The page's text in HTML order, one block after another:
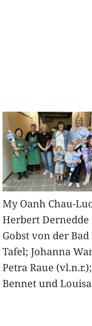
My Oanh Chau-
Herbert Dernedde
Gobst von der
Tafel; Johanna
Petra Raue
Bennet und